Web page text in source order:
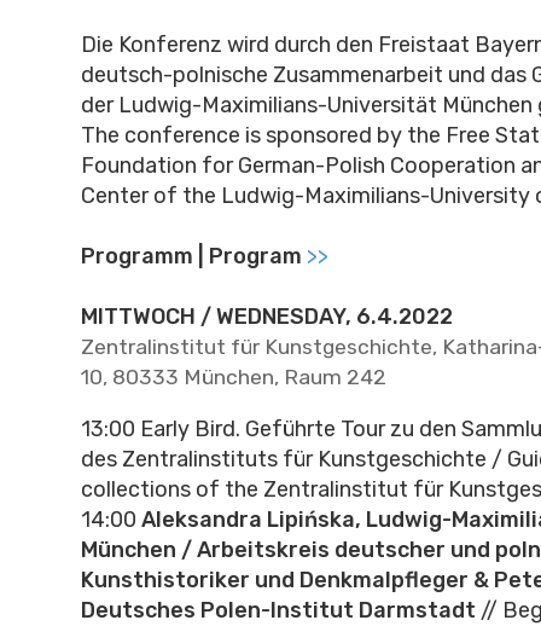
Die Konferenz wird durch den Freistaat
deutsch-polnische Zusammenarbeit und das
der Ludwig-Maximilians-Universität
The conference is sponsored by the Free
Foundation for German-Polish Cooperation
Center of the Ludwig-Maximilians-University
Programm | Program >>
MITTWOCH / WEDNESDAY, 6.4.2022
Zentralinstitut für Kunstgeschichte,
10, 80333 München, Raum 242
13:00 Early Bird. Geführte Tour zu den
des Zentralinstituts für Kunstgeschichte /
collections of the Zentralinstitut für
14:00 Aleksandra Lipińska, Ludwig-
München / Arbeitskreis deutscher und
Kunsthistoriker und Denkmalpfleger &
Deutsches Polen-Institut Darmstadt //